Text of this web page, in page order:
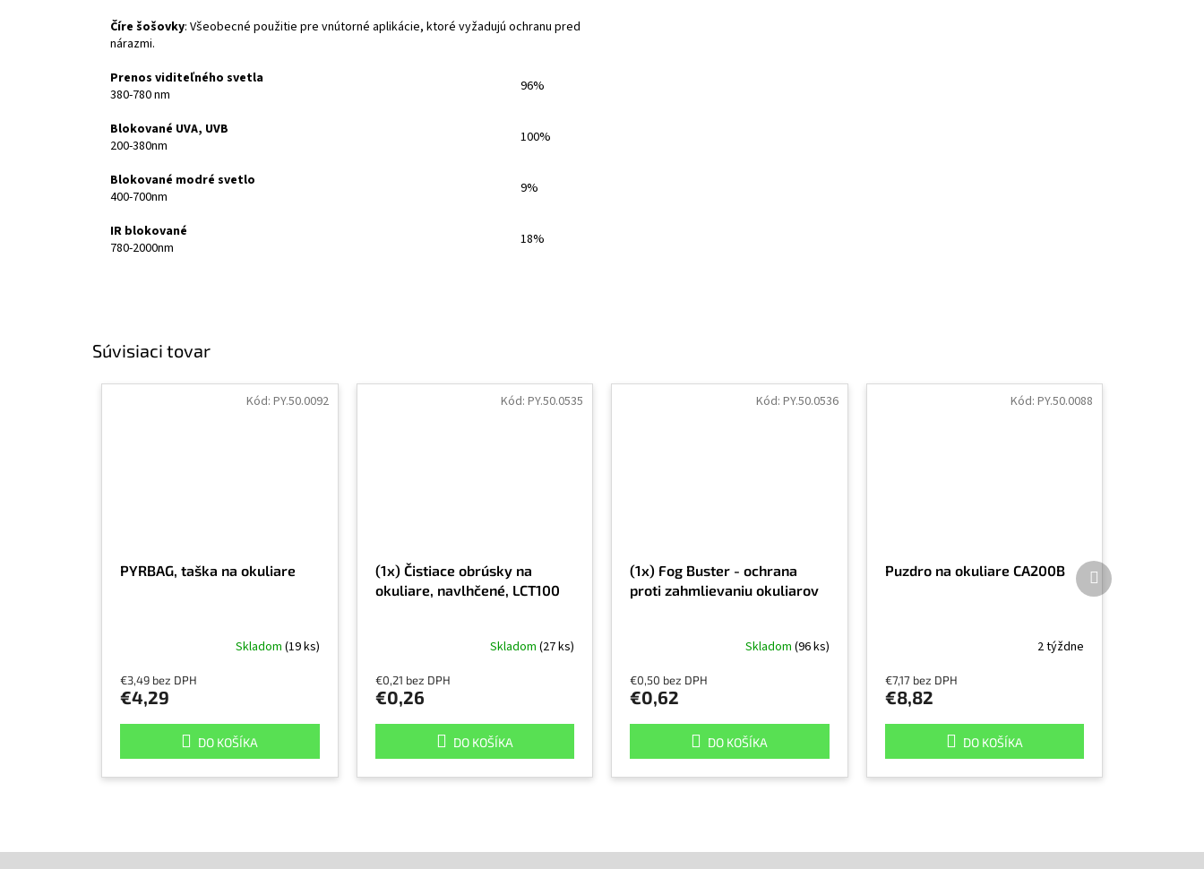
Súvisiaci tovar
PYRBAG, taška na okuliare
Skladom (19 ks)
€3,49 bez DPH
€4,29
DO KOŠÍKA
Kód: PY.50.0092
(1x) Čistiace obrúsky na
okuliare, navlhčené, LCT100
Skladom (27 ks)
€0,21 bez DPH
€0,26
DO KOŠÍKA
Kód: PY.50.0535
(1x) Fog Buster - ochrana
proti zahmlievaniu okuliarov
Skladom (96 ks)
€0,50 bez DPH
€0,62
DO KOŠÍKA
Kód: PY.50.0536
Puzdro na okuliare CA200B
2 týždne
€7,17 bez DPH
€8,82
DO KOŠÍKA
Kód: PY.50.0088
Ďalší
produkt
Číre šošovky: Všeobecné použitie pre vnútorné aplikácie, ktoré vyžadujú ochranu pred
nárazmi.
Prenos viditeľného svetla
380-780 nm
96%
Blokované UVA, UVB
200-380nm
100%
Blokované modré svetlo
400-700nm
9%
IR blokované
780-2000nm
18%